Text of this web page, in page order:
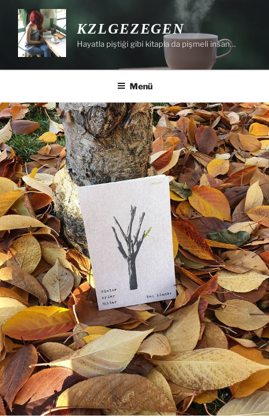
İçeriğe
KZLGEZEGEN
Hayatla piştiği gibi kitapla da pişmeli insan…
Menü